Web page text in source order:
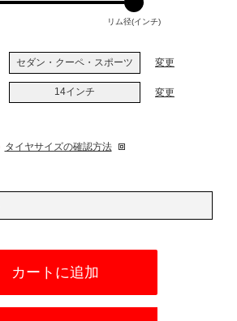
リム径(インチ)
セダン・クーペ・スポーツ 変更
14インチ 変更
タイヤサイズの確認方法
カートに追加